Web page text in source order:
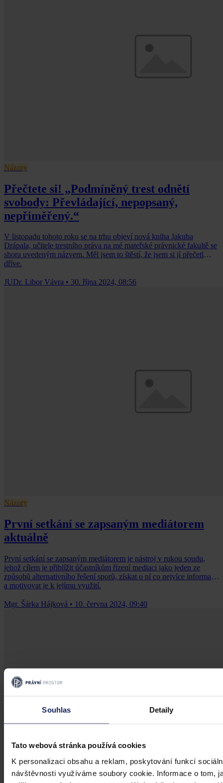
Souhlas Detaily
Tato webová stránka používá cookies
K personalizaci obsahu a reklam, poskytování funkcí
návštěvnosti využíváme soubory cookie. Informace o tom,
Názory
Přečtete si! „Podmíněný trest odnětí
svobody: Převládající, nepopsaný,
nepřiměřený.“
V listopadu tohoto roku se na trhu objeví nová kniha Jakuba
Drápala, učitele trestního práva na mé mateřské právnické fakultě se
shora uvedeným názvem. Měl jsem to štěstí, že jsem si jí přečetl
dříve.
JUDr. Libor Vávra • 30. října 2024, 08:56
Názory
První setkání se zapsaným mediátorem
aktuálně
První setkání se zapsaným mediátorem je nástroj v rukou soudu,
jehož cílem je přiblížit účastníkům řízení mediaci jako jeden ze
způsobů alternativního řešení sporů, získat o ní co nejvíce informací
a motivovat je k jejímu využití.
Mgr. Šárka Hájková • 10. června 2024, 09:40